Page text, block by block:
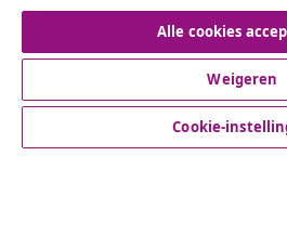
Herroeping van de
Alle cookies
Weigeren
Cookie-